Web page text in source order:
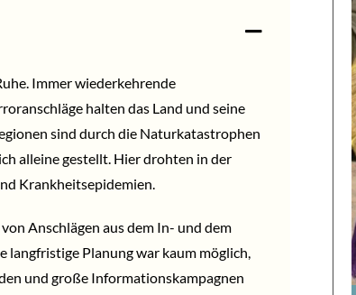
Immer wiederkehrende
halten das Land und seine
sind durch die Naturkatastrophen
alleine gestellt. Hier drohten in der
Krankheitsepidemien.
Anschlägen aus dem In- und dem
langfristige Planung war kaum möglich,
und große Informationskampagnen